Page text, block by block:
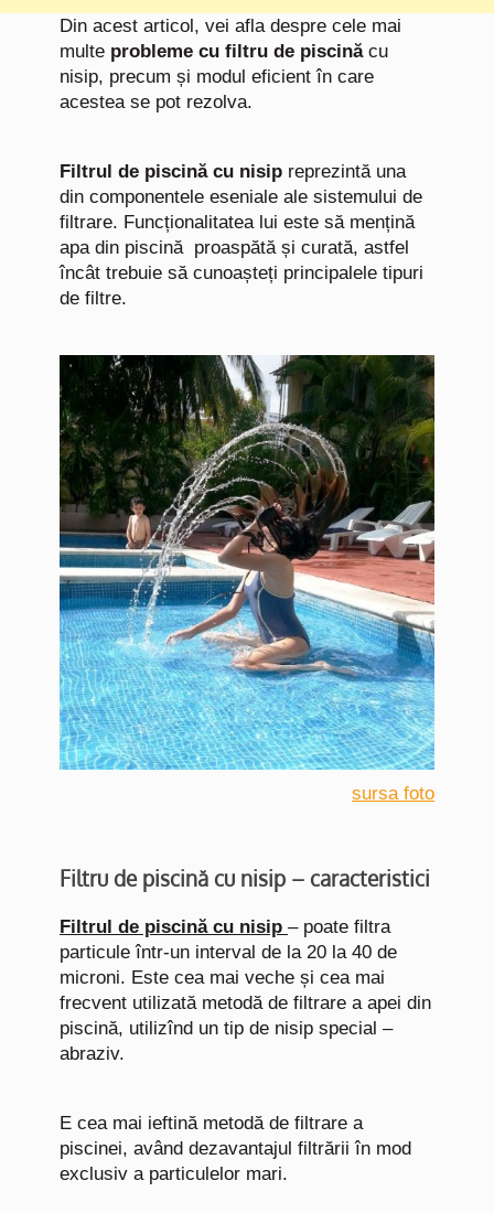
Din acest articol, vei afla despre cele mai
multe probleme cu filtru de piscinăcu
nisip, precum și modul eficient în care
acestea se pot rezolva.
Filtrul de piscină cu nisip reprezintă una
din componentele eseniale ale sistemului de
filtrare. Funcționalitatea lui este să mențină
apa din piscină proaspătă și curată, astfel
încât trebuie să cunoașteți principalele tipuri
de filtre.
sursa foto
Filtru de piscină cu nisip – caracteristici
Filtrul de piscină cu nisip – poate filtra
particule într-un interval de la 20 la 40 de
microni. Este cea mai veche și cea mai
frecvent utilizată metodă de filtrare a apei din
piscină, utilizînd un tip de nisip special –
abraziv.
E cea mai ieftină metodă de filtrare a
piscinei, având dezavantajul filtrării în mod
exclusiv a particulelor mari.